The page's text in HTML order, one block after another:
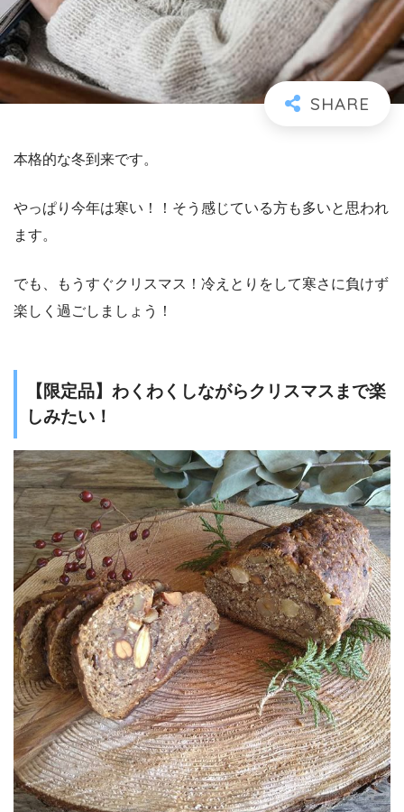
本格的な冬到来です。
やっぱり今年は寒い！！そう感じている方も多いと思われ
ます。
でも、もうすぐクリスマス！冷えとりをして寒さに負けず
楽しく過ごしましょう！
【限定品】わくわくしながらクリスマスまで楽
しみたい！